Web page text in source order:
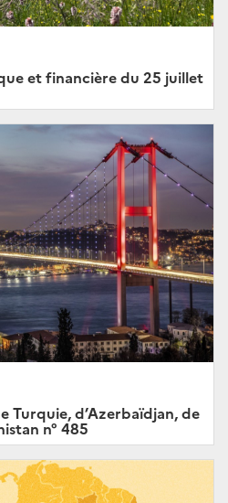
et financière du 25 juillet
Turquie, d’Azerbaïdjan, de
n° 485